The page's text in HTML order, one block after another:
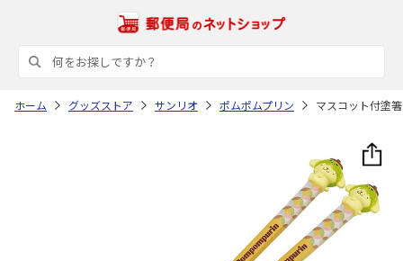
ホーム グッズストア サンリオ ポムポムプリン マスコット付塗